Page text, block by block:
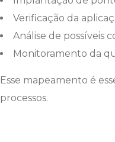
Verificação da
Análise de possíveis
Monitoramento da
Esse mapeamento é
processos.